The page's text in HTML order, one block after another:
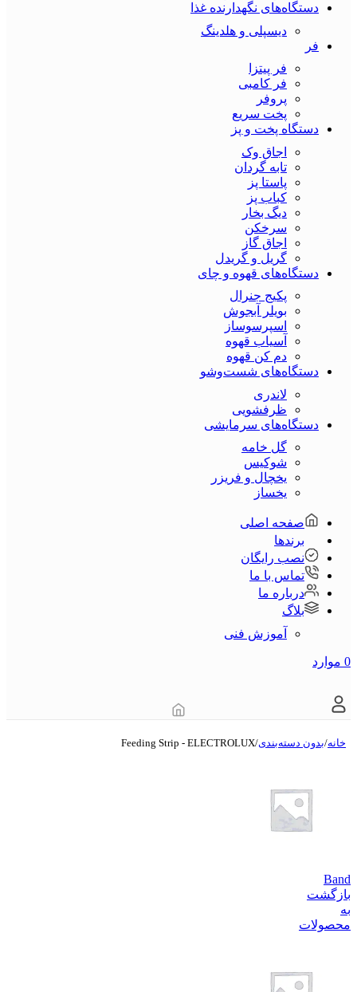
دستگاه‌های نگهدارنده غذا
دیسپلی و هلدینگ
فر
فر پیتزا
فر کامبی
پروفر
پخت سریع
دستگاه‌ پخت و پز
اجاق وک
تابه گردان
پاستا پز
کباب پز
دیگ بخار
سرخکن
اجاق گاز
گریل و گریدل
دستگاه‌های قهوه و چای
پکیج جنرال
بویلر آبجوش
اسپرسوساز
آسیاب قهوه
دم کن قهوه
دستگاه‌های شست‌و‌شو
لاندری
ظرفشویی
دستگاه‌های سرمایشی
گل خامه
شوکیس
یخچال و فریزر
یخساز
صفحه اصلی
برندها
نصب رایگان
تماس با ما
درباره ما
بلاگ
آموزش فنی
0 موارد
خانه/بدون دسته‌بندی/
Feeding Strip - ELECTROLUX
Band
بازگشت
به
محصولات